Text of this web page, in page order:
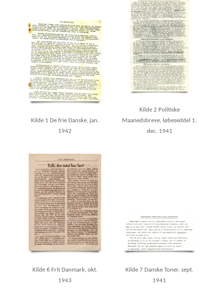
Kilde 1 De frie Danske, jan.
1942
Kilde 2 Politiske
Maanedsbreve, løbeseddel 1.
dec. 1941
Kilde 6 Frit Danmark, okt.
1943
Kilde 7 Danske Toner, sept.
1941